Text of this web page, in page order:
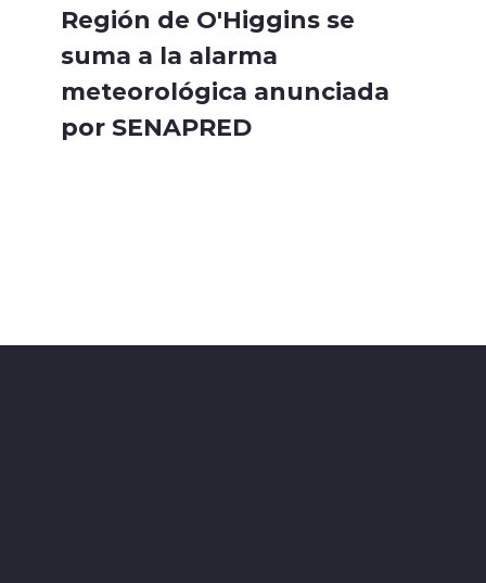
Región de O'Higgins se
suma a la alarma
meteorológica anunciada
por SENAPRED